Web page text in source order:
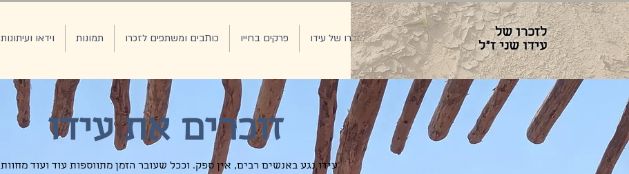
לזכרו של עידו פרקים בחייו כותבים ומשתפים לזכרו תמונות וידאו ועיתונות
לזכרו של
עידו שני ז"ל
זוכרים את עידו
עידו נגע באנשים רבים, אין ספק. וככל שעובר הזמן מתווספות עוד ועוד מחוות